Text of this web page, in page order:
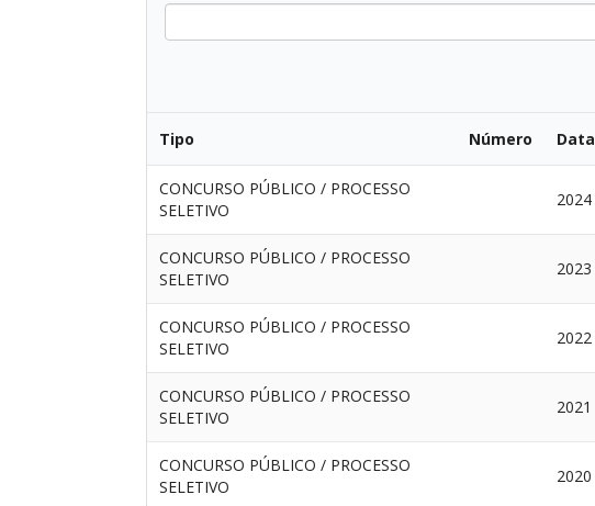
Tipo Número Data
CONCURSO PÚBLICO / PROCESSO
SELETIVO
2024
CONCURSO PÚBLICO / PROCESSO
SELETIVO
2023
CONCURSO PÚBLICO / PROCESSO
SELETIVO
2022
CONCURSO PÚBLICO / PROCESSO
SELETIVO
2021
CONCURSO PÚBLICO / PROCESSO
SELETIVO
2020